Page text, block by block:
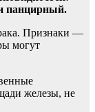
панцирный.
Признаки —
могут
железы, не